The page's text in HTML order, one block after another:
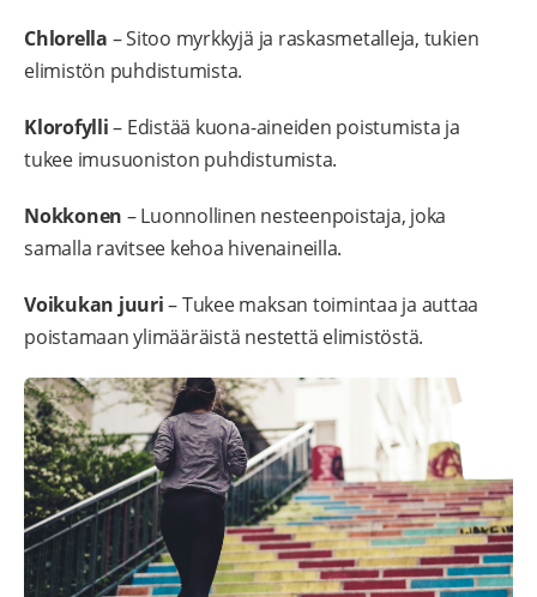
Chlorella – Sitoo myrkkyjä ja raskasmetalleja, tukien
elimistön puhdistumista.
Klorofylli– Edistää kuona-aineiden poistumista ja
tukee imusuoniston puhdistumista.
Nokkonen – Luonnollinen nesteenpoistaja, joka
samalla ravitsee kehoa hivenaineilla.
Voikukan juuri– Tukee maksan toimintaa ja auttaa
poistamaan ylimääräistä nestettä elimistöstä.